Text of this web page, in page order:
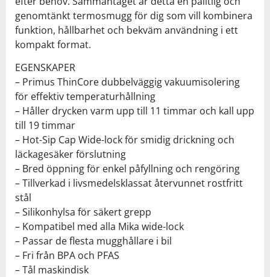
genomtänkt termosmugg för dig som vill kombinera
funktion, hållbarhet och bekväm användning i ett
kompakt format.
EGENSKAPER
– Primus ThinCore dubbelväggig vakuumisolering
för effektiv temperaturhållning
– Håller drycken varm upp till 11 timmar och kall upp
till 19 timmar
– Hot-Sip Cap Wide-lock för smidig drickning och
läckagesäker förslutning
– Bred öppning för enkel påfyllning och rengöring
– Tillverkad i livsmedelsklassat återvunnet rostfritt
stål
– Silikonhylsa för säkert grepp
– Kompatibel med alla Mika wide-lock
– Passar de flesta mugghållare i bil
– Fri från BPA och PFAS
– Tål maskindisk